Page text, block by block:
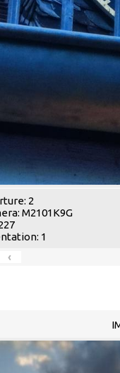
2
M2101K9G
1
‹